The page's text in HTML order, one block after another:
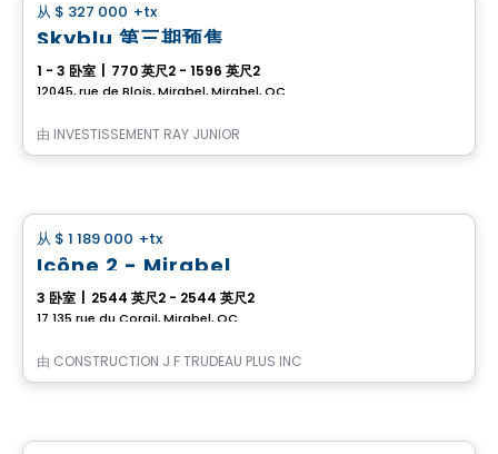
从 $ 327 000 +tx
Skyblu 第三期预售
1 - 3 卧室 770 英尺2 - 1596 英尺2
12045, rue de Blois, Mirabel, Mirabel, QC
由 INVESTISSEMENT RAY JUNIOR
从 $ 1 189 000 +tx
Icône 2 - Mirabel
3 卧室 2544 英尺2 - 2544 英尺2
17 135 rue du Corail, Mirabel, QC
由 CONSTRUCTION J F TRUDEAU PLUS INC